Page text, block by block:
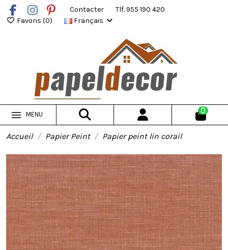
Contacter
Tlf. 955 190 420
Favoris (0) Français
MENU 0
Accueil Papier Peint Papier peint lin corail